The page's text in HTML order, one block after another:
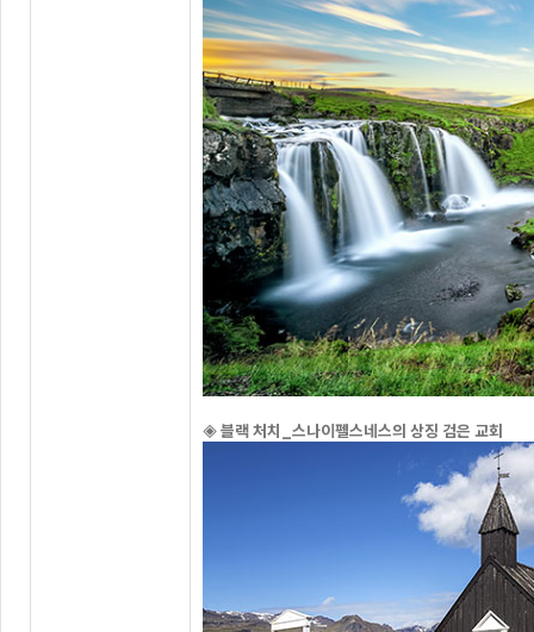
◈블랙 처치_스나이펠스네스의 상징 검은 교회